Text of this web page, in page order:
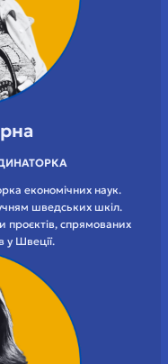
економічних наук.
шведських шкіл.
проєктів, спрямованих
у Швеції.